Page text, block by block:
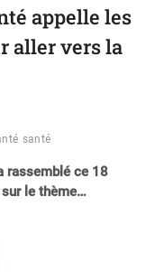
appelle les
aller vers la
santé
rassemblé ce 18
le thème…